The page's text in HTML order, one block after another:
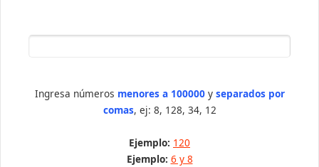
Ingresa números menores a 100000y separados por
comas, ej: 8, 128, 34, 12
Ejemplo: 120
Ejemplo: 6 y 8